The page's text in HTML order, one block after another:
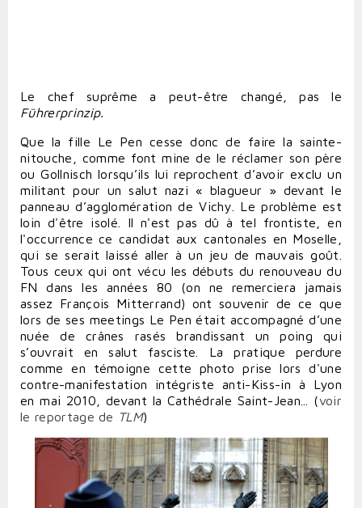
Le chef suprême a peut-être changé, pas le
Führerprinzip.
Que la fille Le Pen cesse donc de faire la sainte-
nitouche, comme font mine de le réclamer son père
ouGollnisch lorsqu’ils lui reprochent d’avoir exclu un
militant pour un salut nazi « blagueur » devant le
panneau d’agglomération de Vichy. Le problème est
loin d'être isolé. Il n'est pas dû à tel frontiste, en
l'occurrence ce candidat aux cantonales en Moselle,
qui se serait laissé aller à un jeu de mauvais goût.
Tous ceux qui ont vécu les débuts du renouveau du
FN dans les années 80 (on ne remerciera jamais
assez François Mitterrand) ont souvenir de ce que
lors de ses meetings Le Pen était accompagné d’une
nuée de crânes rasés brandissant un poing qui
s’ouvrait en salut fasciste. La pratique perdure
comme en témoigne cette photo prise lors d'une
contre-manifestation intégriste anti-Kiss-in à Lyon
en mai 2010, devant la Cathédrale Saint-Jean... (voir
le reportage de TLM)